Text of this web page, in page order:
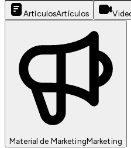
ArtículosArtículos
Material de MarketingMarketing